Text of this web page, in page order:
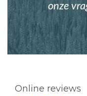
onze
Online reviews